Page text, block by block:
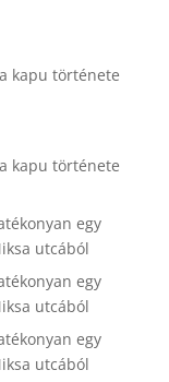
kapu története
kapu története
egy
utcából
egy
utcából
egy
utcából